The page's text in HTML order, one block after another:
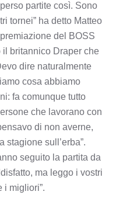
partite così. Sono
tornei” ha detto Matteo
del BOSS
britannico Draper che
dire naturalmente
cosa abbiamo
fa comunque tutto
che lavorano con
di non averne,
stagione sull’erba”.
seguito la partita da
ma leggo i vostri
i migliori”.